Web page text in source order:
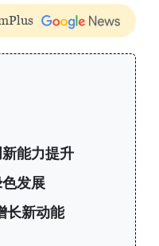
能力提升
发展
长新动能